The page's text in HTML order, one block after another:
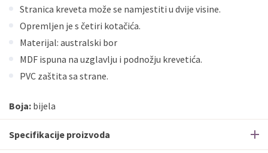
Stranica kreveta može se namjestiti u dvije visine.
Opremljen je s četiri kotačića.
Materijal: australski bor
MDF ispuna na uzglavlju i podnožju krevetića.
PVC zaštita sa strane.
Boja: bijela
Specifikacije proizvoda